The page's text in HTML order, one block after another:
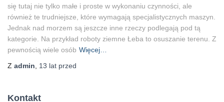
się tutaj nie tylko małe i proste w wykonaniu czynności, ale
również te trudniejsze, które wymagają specjalistycznych maszyn.
Jednak nad morzem są jeszcze inne rzeczy podlegają pod tą
kategorie. Na przykład roboty ziemne Łeba to osuszanie terenu. Z
pewnością wiele osób Więcej…
Z admin, 13 lat przed
Kontakt